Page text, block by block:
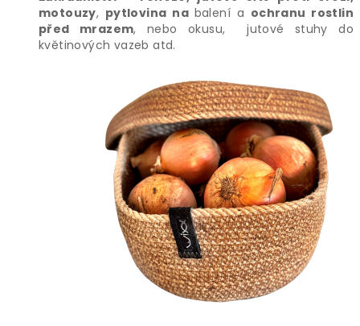
motouzy, pytlovina na balení a ochranu rostlin
před mrazem, nebo okusu, jutové stuhy do
květinových vazeb atd.